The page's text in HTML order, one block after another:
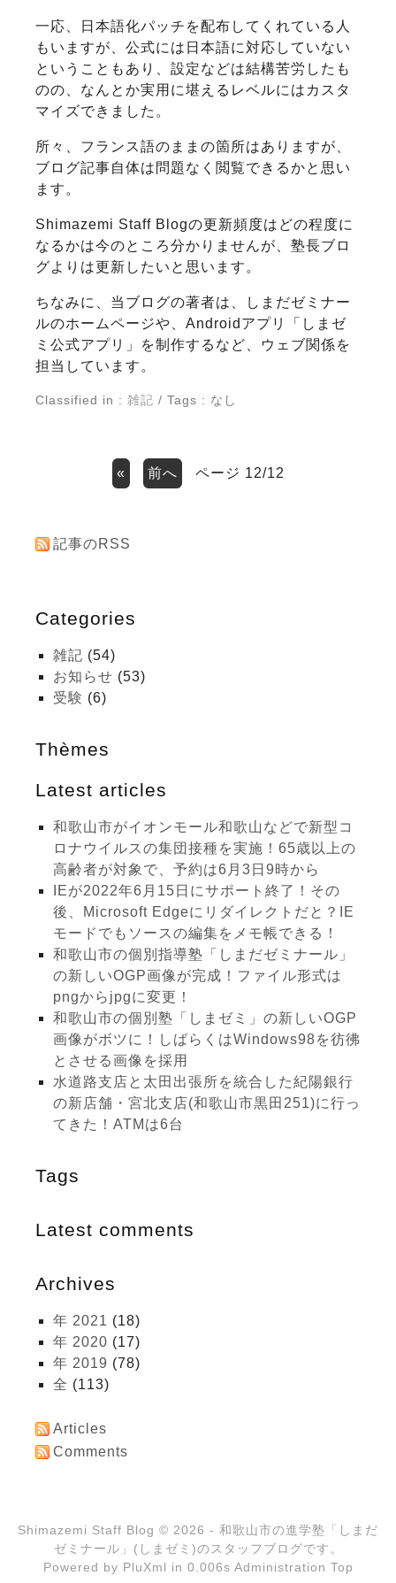
一応、日本語化パッチを配布してくれている人
もいますが、公式には日本語に対応していない
ということもあり、設定などは結構苦労したも
のの、なんとか実用に堪えるレベルにはカスタ
マイズできました。
所々、フランス語のままの箇所はありますが、
ブログ記事自体は問題なく閲覧できるかと思い
ます。
Shimazemi Staff Blogの更新頻度はどの程度に
なるかは今のところ分かりませんが、塾長ブロ
グよりは更新したいと思います。
ちなみに、当ブログの著者は、しまだゼミナー
ルのホームページや、Androidアプリ「しまゼ
ミ公式アプリ」を制作するなど、ウェブ関係を
担当しています。
Classified in : 雑記 / Tags : なし
« 前へ ページ 12/12
記事のRSS
Categories
雑記 (54)
お知らせ (53)
受験 (6)
Thèmes
Latest articles
和歌山市がイオンモール和歌山などで新型コ
ロナウイルスの集団接種を実施！65歳以上の
高齢者が対象で、予約は6月3日9時から
後、Microsoft Edgeにリダイレクトだと？IE
モードでもソースの編集をメモ帳できる！
和歌山市の個別指導塾「しまだゼミナール」
の新しいOGP画像が完成！ファイル形式は
pngからjpgに変更！
和歌山市の個別塾「しまゼミ」の新しいOGP
画像がボツに！しばらくはWindows98を彷彿
とさせる画像を採用
水道路支店と太田出張所を統合した紀陽銀行
の新店舗・宮北支店(和歌山市黒田251)に行っ
てきた！ATMは6台
Tags
Latest comments
Archives
年 2021 (18)
年 2020 (17)
年 2019 (78)
(113)
Articles
Comments
Shimazemi Staff Blog © 2026 - 和歌山市の進学塾「しまだ
ゼミナール」(しまゼミ)のスタッフブログです。
Powered by PluXml in 0.006s Administration Top